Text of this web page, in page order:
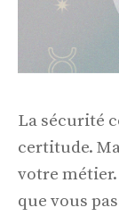
La sécurité
certitude.
votre
que vous